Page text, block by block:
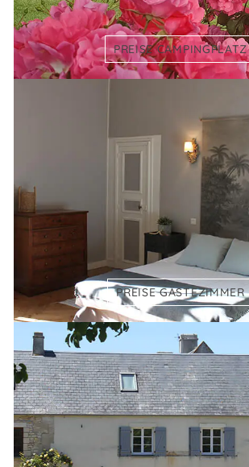
PREISE CAMPINGPLATZ
PREISE GÄSTEZIMMER